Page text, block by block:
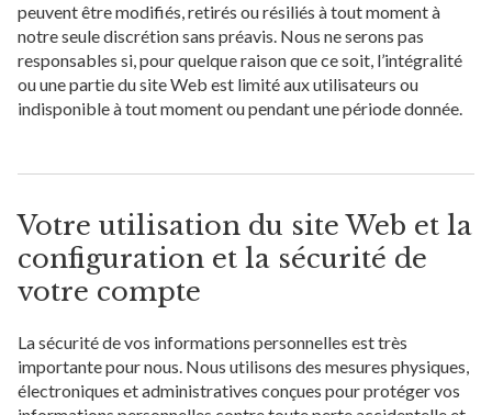
peuvent être modifiés, retirés ou résiliés à tout moment à
notre seule discrétion sans préavis. Nous ne serons pas
responsables si, pour quelque raison que ce soit, l’intégralité
ou une partie du site Web est limité aux utilisateurs ou
indisponible à tout moment ou pendant une période donnée.
Votre utilisation du site Web et la
configuration et la sécurité de
votre compte
La sécurité de vos informations personnelles est très
importante pour nous. Nous utilisons des mesures physiques,
électroniques et administratives conçues pour protéger vos